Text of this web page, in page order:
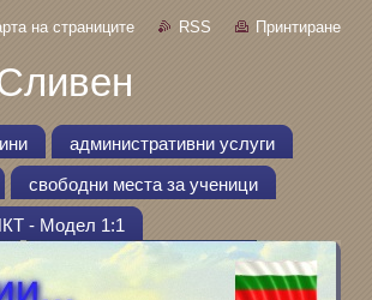
на страниците RSS Принтиране
административни услуги
свободни места за ученици
- Модел 1:1